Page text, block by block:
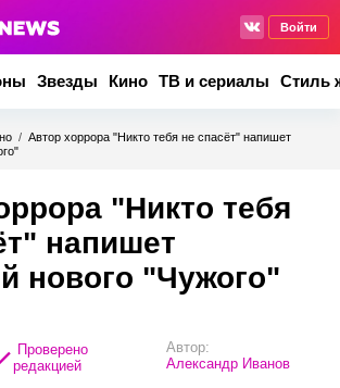
Войти
Звезды Кино ТВ и сериалы Стиль
/ Автор хоррора "Никто тебя не спасёт" напишет
"Никто тебя
напишет
нового "Чужого"
Проверено
редакцией
Автор:
Александр Иванов